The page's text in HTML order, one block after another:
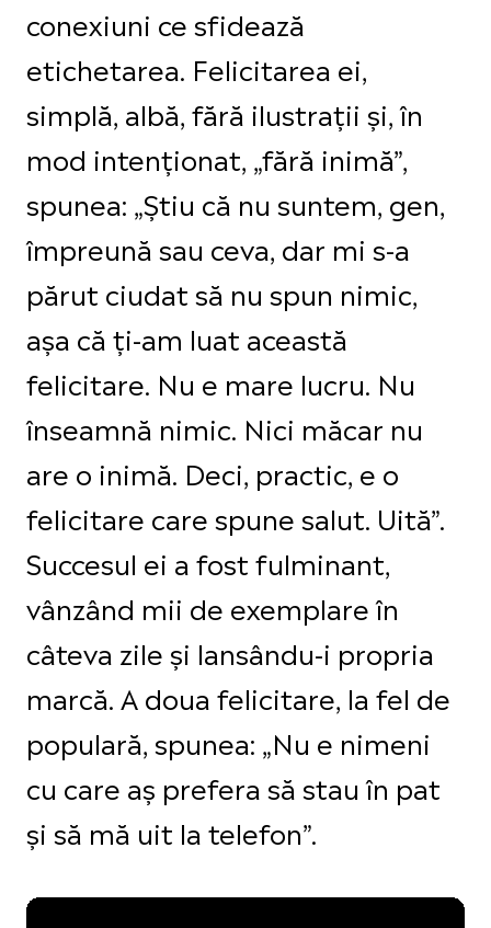
conexiuni ce sfidează
etichetarea. Felicitarea ei,
simplă, albă, fără ilustrații și, în
mod intenționat, „fără inimă”,
spunea: „Știu că nu suntem, gen,
împreună sau ceva, dar mi s-a
părut ciudat să nu spun nimic,
așa că ți-am luat această
felicitare. Nu e mare lucru. Nu
înseamnă nimic. Nici măcar nu
are o inimă. Deci, practic, e o
felicitare care spune salut. Uită”.
Succesul ei a fost fulminant,
vânzând mii de exemplare în
câteva zile și lansându-i propria
marcă. A doua felicitare, la fel de
populară, spunea: „Nu e nimeni
cu care aș prefera să stau în pat
și să mă uit la telefon”.